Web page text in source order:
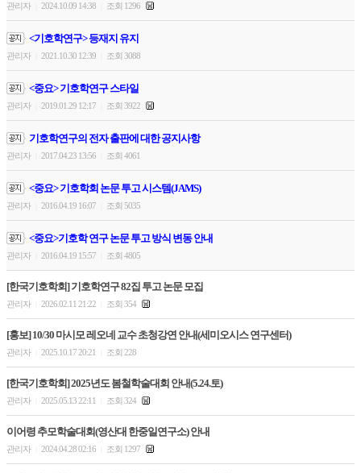
관리자 2024.10.09 14:38 조회 1296
<기호학연구> 등재지 유지
관리자 2021.10.30 12:39 조회 3088
<중요> 기호학연구 스타일
관리자 2019.01.29 12:17 조회 3922
기호학연구의 전자 출판에 대한 공지사항
관리자 2017.04.23 13:56 조회 4061
<중요> 기호학회 논문 투고 시스템(JAMS)
관리자 2016.04.19 16:07 조회 5035
<중요>기호학 연구 논문 투고 방식 변동 안내
관리자 2016.04.19 15:57 조회 4805
[한국기호학회] 기호학연구 82집 투고 논문 모집
관리자 2026.02.11 21:22 조회 354
[홍보] 10/30 마시모 레오네 교수 초청강연 안내(세미오시스 연구센터)
관리자 2025.10.17 20:21 조회 228
[한국기호학회] 2025년도 봄철학술대회 안내(5.24.토)
관리자 2025.05.13 22:11 조회 324
이어령 추모학술대회(영산대 한중일연구소) 안내
관리자 2024.04.28 02:16 조회 1297